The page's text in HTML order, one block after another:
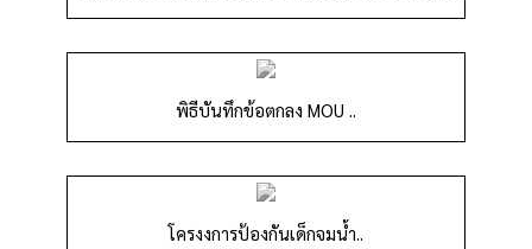
พิธีบันทึกข้อตกลง MOU ..
โครงงการป้องกันเด็กจมน้ำ..